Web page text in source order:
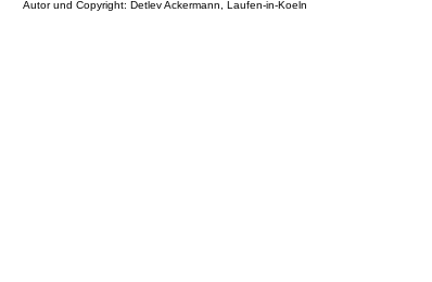
Autor und Copyright: Detlev Ackermann, Laufen-in-Koeln